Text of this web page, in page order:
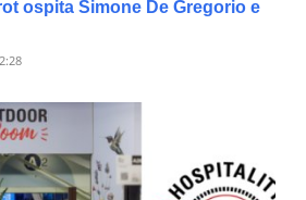
ospita Simone De Gregorio e